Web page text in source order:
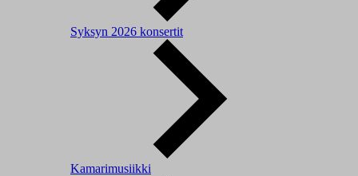
Syksyn 2026 konsertit
Kamarimusiikki